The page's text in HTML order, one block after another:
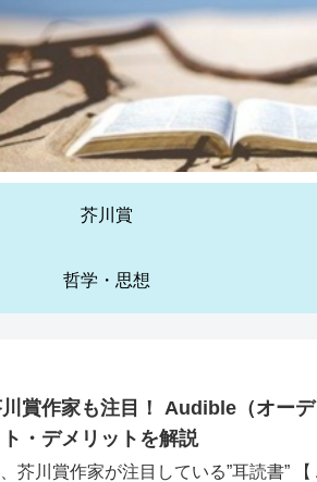
芥川賞
哲学・思想
賞作家も注目！ Audible（オーデ
ト・デメリットを解説
芥川賞作家が注目している”耳読書”